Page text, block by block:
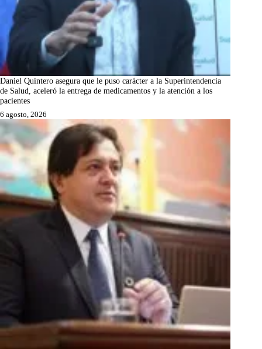
Daniel Quintero asegura que le puso carácter a la Superintendencia
de Salud, aceleró la entrega de medicamentos y la atención a los
pacientes
6 agosto, 2026